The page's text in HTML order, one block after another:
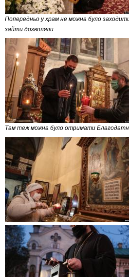
Попередньо у храм не можна було
зайти дозволяли
Там теж можна було отримати